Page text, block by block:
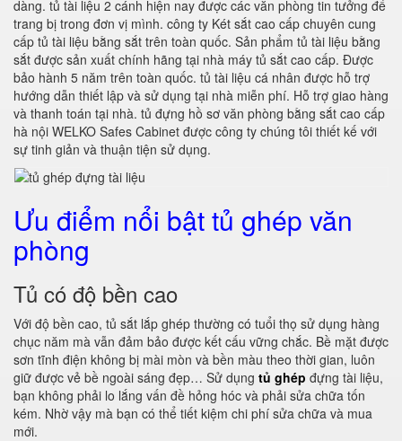
dàng. tủ tài liệu 2 cánh hiện nay được các văn phòng tin tưởng để
trang bị trong đơn vị mình. công ty Két sắt cao cấp chuyên cung
cấp tủ tài liệu bằng sắt trên toàn quốc. Sản phẩm tủ tài liệu bằng
sắt được sản xuất chính hãng tại nhà máy tủ sắt cao cấp. Được
bảo hành 5 năm trên toàn quốc. tủ tài liệu cá nhân được hỗ trợ
hướng dẫn thiết lập và sử dụng tại nhà miễn phí. Hỗ trợ giao hàng
và thanh toán tại nhà. tủ đựng hồ sơ văn phòng bằng sắt cao cấp
hà nội WELKO Safes Cabinet được công ty chúng tôi thiết kế với
sự tinh giản và thuận tiện sử dụng.
Ưu điểm nổi bật tủ ghép văn
phòng
Tủ có độ bền cao
Với độ bền cao, tủ sắt lắp ghép thường có tuổi thọ sử dụng hàng
chục năm mà vẫn đảm bảo được kết cấu vững chắc. Bề mặt được
sơn tĩnh điện không bị mài mòn và bền màu theo thời gian, luôn
giữ được vẻ bề ngoài sáng đẹp… Sử dụng tủ ghép đựng tài liệu,
bạn không phải lo lắng vấn đề hỏng hóc và phải sửa chữa tốn
kém. Nhờ vậy mà bạn có thể tiết kiệm chi phí sửa chữa và mua
mới.